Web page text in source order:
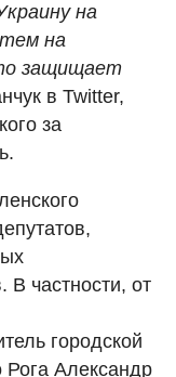
на
на
защищает
в Twitter,
за
В частности, от
городской
Рога Александр